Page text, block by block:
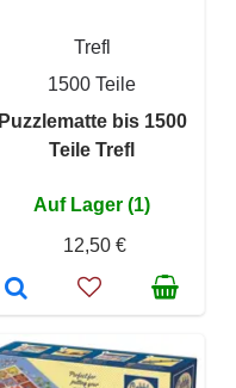
Trefl
1500 Teile
Puzzlematte bis 1500
Teile Trefl
Auf Lager (1)
12,50 €